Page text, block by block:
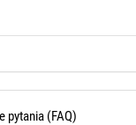
pytania (FAQ)